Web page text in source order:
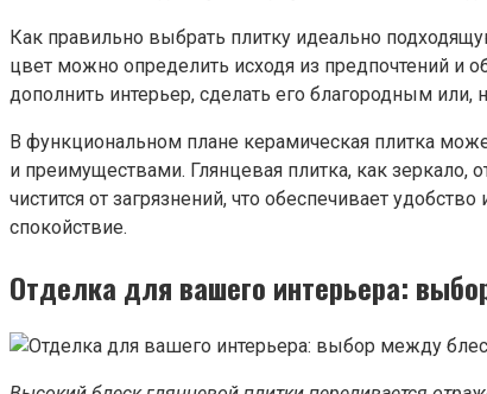
Как правильно выбрать плитку идеально
цвет можно определить исходя из предпочтений и
дополнить интерьер, сделать его благородным или,
В функциональном плане керамическая плитка
и преимуществами. Глянцевая плитка, как зеркало,
чистится от загрязнений, что обеспечивает
спокойствие.
Отделка для вашего интерьера: